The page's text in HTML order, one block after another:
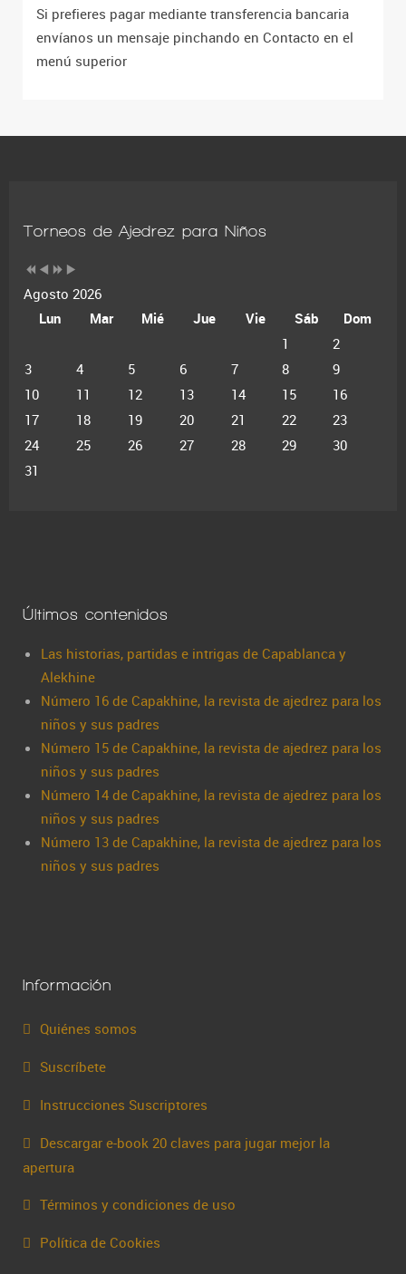
Si prefieres pagar mediante transferencia bancaria
envíanos un mensaje pinchando en Contacto en el
menú superior
Torneos de Ajedrez para Niños
Agosto 2026
Lun
Mar Mié Jue Vie Sáb
Dom
1
2
3
4 5 6 7 8
9
10
11 12 13 14 15
16
17
18 19 20 21 22
23
24
25 26 27 28 29
30
31
Últimos contenidos
Las historias, partidas e intrigas de Capablanca y
Alekhine
Número 16 de Capakhine, la revista de ajedrez para los
niños y sus padres
Número 15 de Capakhine, la revista de ajedrez para los
niños y sus padres
Número 14 de Capakhine, la revista de ajedrez para los
niños y sus padres
Número 13 de Capakhine, la revista de ajedrez para los
niños y sus padres
Información
Quiénes somos
Suscríbete
Instrucciones Suscriptores
Descargar e-book 20 claves para jugar mejor la
apertura
Términos y condiciones de uso
Política de Cookies